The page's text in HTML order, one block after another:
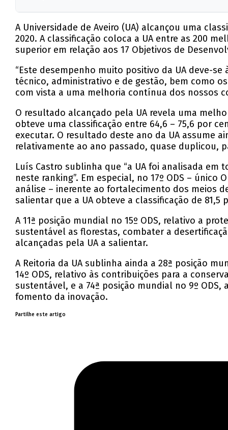
A Universidade de Aveiro (UA) alcançou uma
2020. A classificação coloca a UA entre as 200
superior em relação aos 17 Objetivos de
“Este desempenho muito positivo da UA deve-
técnico, administrativo e de gestão, bem como
com vista a uma melhoria contínua dos nossos
O resultado alcançado pela UA revela uma
obteve uma classificação entre 64,6 – 75,6 por
executar. O resultado deste ano da UA assume
relativamente ao ano passado, quase duplicou,
Luís Castro sublinha que “a UA foi analisada
neste ranking”. Em especial, no 17º ODS –
análise – inerente ao fortalecimento dos meios
salientar que a UA obteve a classificação de
A 11ª posição mundial no 15º ODS, relativo a
sustentável as florestas, combater a
alcançadas pela UA a salientar.
A Reitoria da UA sublinha ainda a 28ª posição
14º ODS, relativo às contribuições para a
sustentável, e a 74ª posição mundial no 9º
fomento da inovação.
Partilhe este artigo